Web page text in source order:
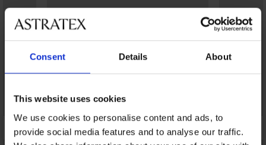
Consent Details About
This website uses cookies
We use cookies to personalise content and ads, to
provide social media features and to analyse our traffic.